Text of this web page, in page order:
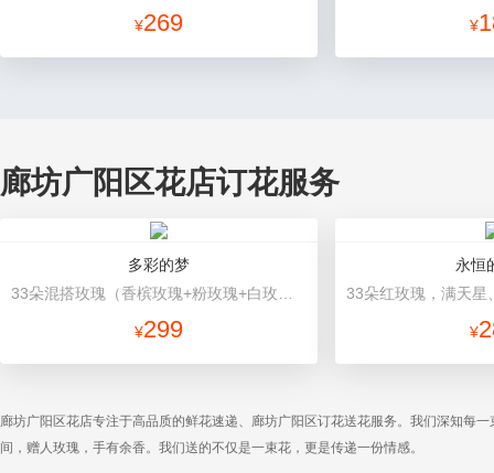
¥269 ¥
廊坊广阳区花店订花服务
多彩的梦
¥299
永恒
¥
廊坊广阳区花店专注于高品质的鲜花速递、廊坊广阳区订花送花服务。我们深知每
间，赠人玫瑰，手有余香。我们送的不仅是一束花，更是传递一份情感。